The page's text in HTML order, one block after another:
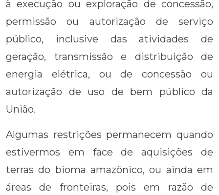
à execução ou exploração de concessão,
permissão ou autorização de serviço
público, inclusive das atividades de
geração, transmissão e distribuição de
energia elétrica, ou de concessão ou
autorização de uso de bem público da
União.
Algumas restrições permanecem quando
estivermos em face de aquisições de
terras do bioma amazônico, ou ainda em
áreas de fronteiras, pois em razão de